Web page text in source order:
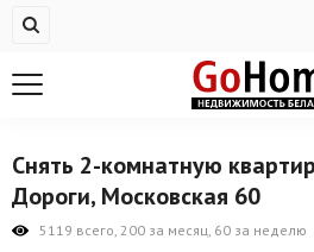
Купить квартиру
На сутки
Новостройки
Снять 2-комнатную
Дороги, Московская 60
5119 всего, 200 за месяц, 60 за неделю